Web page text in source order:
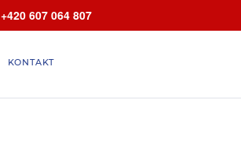
+420 607 064 807
KONTAKT